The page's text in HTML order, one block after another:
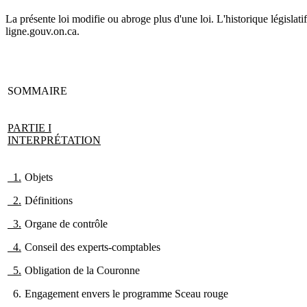
La présente loi modifie ou abroge plus d'une loi. L'historique
ligne.gouv.on.ca.
SOMMAIRE
PARTIE I
INTERPRÉTATION
1.
2.
3.
4.
5.
6.
Objets
Définitions
Organe de contrôle
Conseil des experts-comptables
Obligation de la Couronne
Engagement envers le programme Sceau rouge